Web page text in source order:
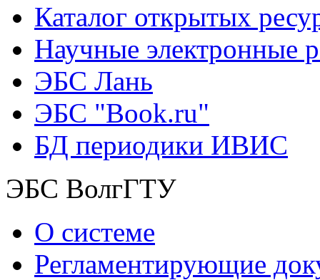
Каталог открытых
Научные электронные
ЭБС Лань
ЭБС "Book.ru"
БД периодики ИВИС
ЭБС ВолгГТУ
О системе
Регламентирующие